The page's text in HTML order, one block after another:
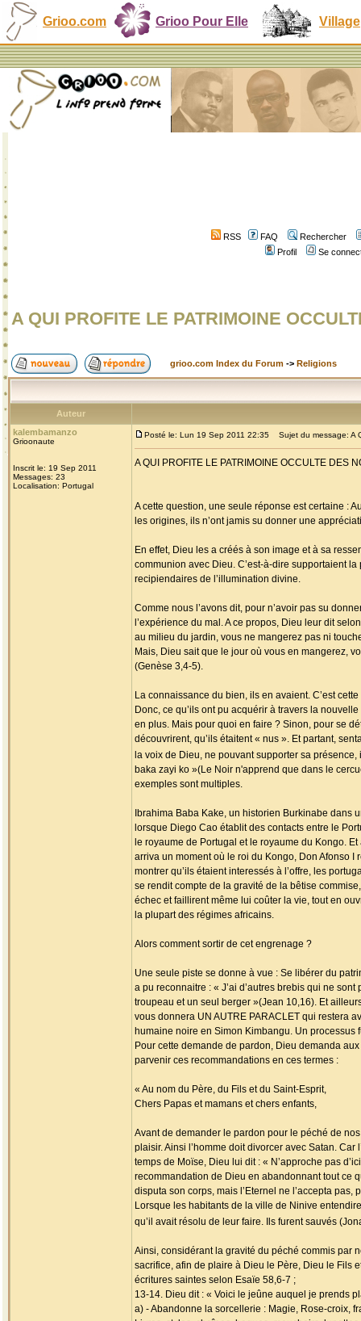
Grioo.com Grioo Pour Elle Village
RSS FAQ
Rechercher
Profil
Se
A QUI PROFITE LE PATRIMOINE
grioo.com Index du Forum -> Religions
Auteur
kalembamanzo
Grioonaute
Inscrit le: 19 Sep 2011
Messages: 23
Localisation: Portugal
Posté le: Lun 19 Sep 2011 22:35 Sujet du message: A
A QUI PROFITE LE PATRIMOINE OCCULTE DES
A cette question, une seule réponse est certaine :
les origines, ils n’ont jamis su donner une
En effet, Dieu les a créés à son image et à sa
communion avec Dieu. C’est-à-dire supportaient
recipiendaires de l’illumination divine.
Comme nous l’avons dit, pour n’avoir pas su
l’expérience du mal. A ce propos, Dieu leur dit
au milieu du jardin, vous ne mangerez pas ni
Mais, Dieu sait que le jour où vous en mangerez,
(Genèse 3,4-5).
La connaissance du bien, ils en avaient. C’est
Donc, ce qu’ils ont pu acquérir à travers la
en plus. Mais pour quoi en faire ? Sinon, pour se
découvrirent, qu’ils étaitent « nus ». Et partant,
la voix de Dieu, ne pouvant supporter sa
baka zayi ko »(Le Noir n'apprend que dans le
exemples sont multiples.
Ibrahima Baba Kake, un historien Burkinabe dans
lorsque Diego Cao établit des contacts entre le
le royaume de Portugal et le royaume du Kongo.
arriva un moment où le roi du Kongo, Don Afonso
montrer qu’ils étaient interessés à l’offre, les
se rendit compte de la gravité de la bêtise
échec et faillirent même lui coûter la vie, tout en
la plupart des régimes africains.
Alors comment sortir de cet engrenage ?
Une seule piste se donne à vue : Se libérer du
a pu reconnaitre : « J’ai d’autres brebis qui ne
troupeau et un seul berger »(Jean 10,16). Et
vous donnera UN AUTRE PARACLET qui restera
humaine noire en Simon Kimbangu. Un
Pour cette demande de pardon, Dieu demanda
parvenir ces recommandations en ces termes :
« Au nom du Père, du Fils et du Saint-Esprit,
Chers Papas et mamans et chers enfants,
Avant de demander le pardon pour le péché de
plaisir. Ainsi l’homme doit divorcer avec Satan.
temps de Moïse, Dieu lui dit : « N’approche pas
recommandation de Dieu en abandonnant tout ce
disputa son corps, mais l’Eternel ne l’accepta
Lorsque les habitants de la ville de Ninive
qu’il avait résolu de leur faire. Ils furent sauvés
Ainsi, considérant la gravité du péché commis par
sacrifice, afin de plaire à Dieu le Père, Dieu le Fils
écritures saintes selon Esaïe 58,6-7 ;
13-14. Dieu dit : « Voici le jeûne auquel je prends
a) - Abandonne la sorcellerie : Magie, Rose-croix,